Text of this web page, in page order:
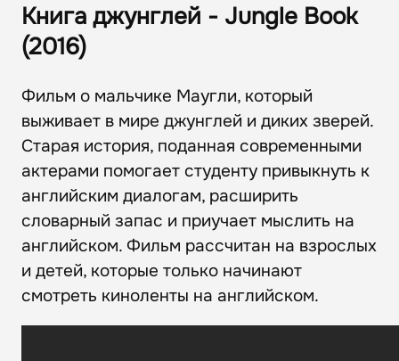
Книга джунглей - Jungle Book
(2016)
Фильм о мальчике Маугли, который
выживает в мире джунглей и диких зверей.
Старая история, поданная современными
актерами помогает студенту привыкнуть к
английским диалогам, расширить
словарный запас и приучает мыслить на
английском. Фильм рассчитан на взрослых
и детей, которые только начинают
смотреть киноленты на английском.